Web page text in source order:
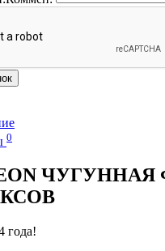
0
года!